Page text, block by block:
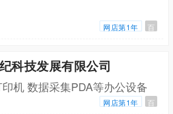
网店第1年 百
科技发展有限公司
机 数据采集PDA等办公设备
网店第1年 百